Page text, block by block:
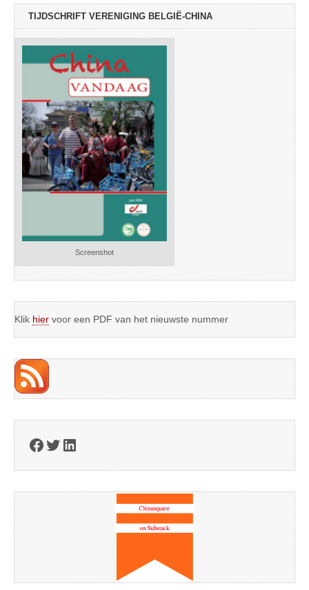
TIJDSCHRIFT VERENIGING BELGIË-CHINA
Screenshot
Klik hier voor een PDF van het nieuwste nummer
Facebook
Twitter
LinkedIn